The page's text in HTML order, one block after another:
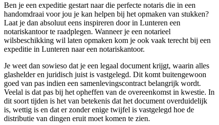
Ben je een expeditie gestart naar die perfecte notaris die in een
handomdraai voor jou je kan helpen bij het opmaken van stukken?
Laat je dan absoluut eens inspireren door in Lunteren een
notariskantoor te raadplegen. Wanneer je een notarieel
wilsbeschikking wil laten opmaken kom je ook vaak terecht bij een
expeditie in Lunteren naar een notariskantoor.
Je weet dan sowieso dat je een legaal document krijgt, waarin alles
glashelder en juridisch juist is vastgelegd. Dit komt buitengewoon
goed van pas indien een samenlevingscontract belangrijk wordt.
Veelal is dat pas bij het opheffen van de overeenkomst in kwestie. In
dit soort tijden is het van betekenis dat het document overduidelijk
is, wettig is en dat er zonder enige twijfel is vastgelegd hoe de
distributie van dingen eruit moet komen te zien.